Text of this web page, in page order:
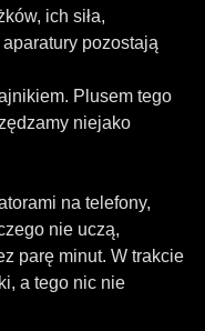
ich siła,
pozostają
Plusem tego
niejako
na telefony,
nie uczą,
parę minut. W trakcie
a tego nic nie